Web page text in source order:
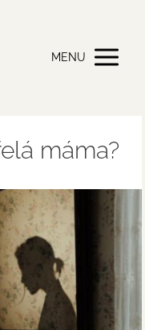
MENU
máma?